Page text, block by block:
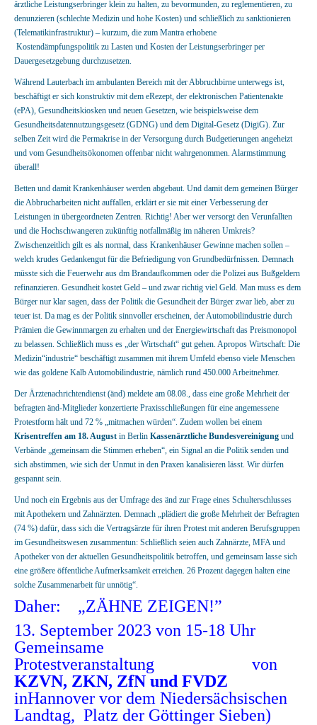
ärztliche Leistungserbringer klein zu halten, zu bevormunden, zu reglementieren, zu
denunzieren (schlechte Medizin und hohe Kosten) und schließlich zu sanktionieren
(Telematikinfrastruktur) – kurzum, die zum Mantra erhobene
Kostendämpfungspolitik zu Lasten und Kosten der Leistungserbringer per
Dauergesetzgebung durchzusetzen.
Während Lauterbach im ambulanten Bereich mit der Abbruchbirne unterwegs ist,
beschäftigt er sich konstruktiv mit dem eRezept, der elektronischen Patientenakte
(ePA), Gesundheitskiosken und neuen Gesetzen, wie beispielsweise dem
Gesundheitsdatennutzungsgesetz (GDNG) und dem Digital-Gesetz (DigiG). Zur
selben Zeit wird die Permakrise in der Versorgung durch Budgetierungen angeheizt
und vom Gesundheitsökonomen offenbar nicht wahrgenommen. Alarmstimmung
überall!
Betten und damit Krankenhäuser werden abgebaut. Und damit dem gemeinen Bürger
die Abbrucharbeiten nicht auffallen, erklärt er sie mit einer Verbesserung der
Leistungen in übergeordneten Zentren. Richtig! Aber wer versorgt den Verunfallten
und die Hochschwangeren zukünftig notfallmäßig im näheren Umkreis?
Zwischenzeitlich gilt es als normal, dass Krankenhäuser Gewinne machen sollen –
welch krudes Gedankengut für die Befriedigung von Grundbedürfnissen. Demnach
müsste sich die Feuerwehr aus dm Brandaufkommen oder die Polizei aus Bußgeldern
refinanzieren. Gesundheit kostet Geld – und zwar richtig viel Geld. Man muss es dem
Bürger nur klar sagen, dass der Politik die Gesundheit der Bürger zwar lieb, aber zu
teuer ist. Da mag es der Politik sinnvoller erscheinen, der Automobilindustrie durch
Prämien die Gewinnmargen zu erhalten und der Energiewirtschaft das Preismonopol
zu belassen. Schließlich muss es „der Wirtschaft“ gut gehen. Apropos Wirtschaft: Die
Medizin“industrie“ beschäftigt zusammen mit ihrem Umfeld ebenso viele Menschen
wie das goldene Kalb Automobilindustrie, nämlich rund 450.000 Arbeitnehmer.
Der Ärztenachrichtendienst (änd) meldete am 08.08., dass eine große Mehrheit der
befragten änd-Mitglieder konzertierte Praxisschließungen für eine angemessene
Protestform hält und 72 % „mitmachen würden“. Zudem wollen bei einem
Krisentreffen am 18. August in Berlin Kassenärztliche Bundesvereinigung und
Verbände „gemeinsam die Stimmen erheben“, ein Signal an die Politik senden und
sich abstimmen, wie sich der Unmut in den Praxen kanalisieren lässt. Wir dürfen
gespannt sein.
Und noch ein Ergebnis aus der Umfrage des änd zur Frage eines Schulterschlusses
mit Apothekern und Zahnärzten. Demnach „plädiert die große Mehrheit der Befragten
(74 %) dafür, dass sich die Vertragsärzte für ihren Protest mit anderen Berufsgruppen
im Gesundheitswesen zusammentun: Schließlich seien auch Zahnärzte, MFA und
Apotheker von der aktuellen Gesundheitspolitik betroffen, und gemeinsam lasse sich
eine größere öffentliche Aufmerksamkeit erreichen. 26 Prozent dagegen halten eine
solche Zusammenarbeit für unnötig“.
Daher: „ZÄHNE ZEIGEN!”
13. September 2023 von 15-18 Uhr
Gemeinsame
Protestveranstaltung von
KZVN, ZKN, ZfN und FVDZ
inHannover vor dem Niedersächsischen
Landtag, Platz der Göttinger Sieben)